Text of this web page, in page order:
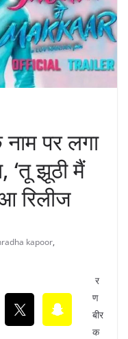
नाम पर लगा
‘तू झूठी मैं
रिलीज
kapoor,
र
ण
बीर
क